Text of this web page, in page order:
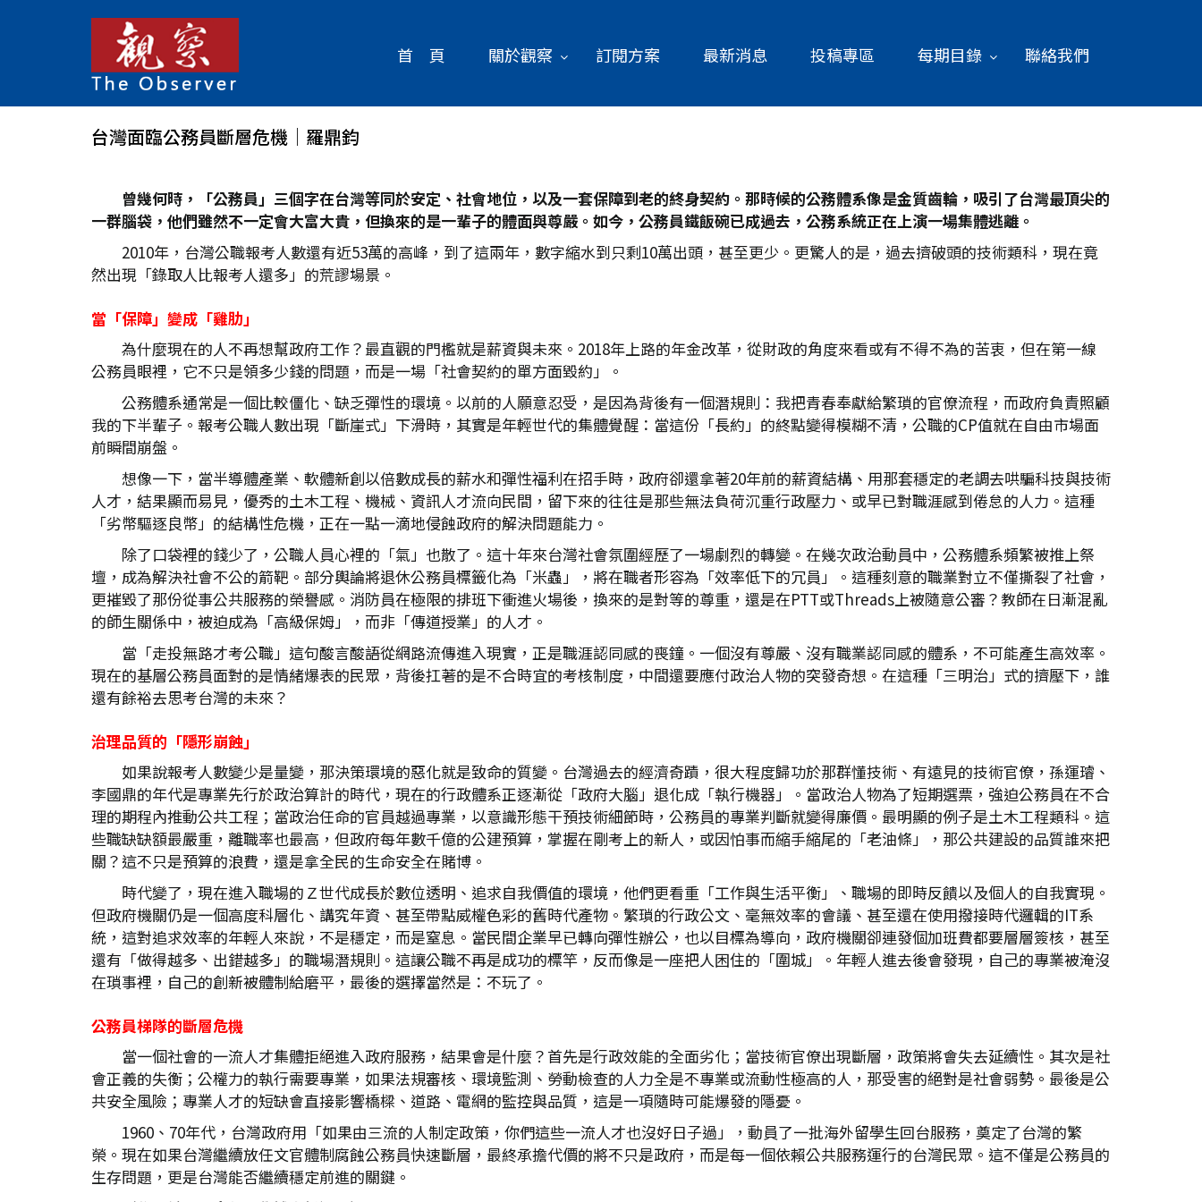
首 頁 關於觀察 訂閱方案 最新消息 投稿專區 每期目錄 聯絡我們
台灣面臨公務員斷層危機│羅鼎鈞
曾幾何時，「公務員」三個字在台灣等同於安定、社會地位，以及一套保障到老的終身契約。那時候的公務體系像是金質齒輪，吸引了台灣最頂尖的
一群腦袋，他們雖然不一定會大富大貴，但換來的是一輩子的體面與尊嚴。如今，公務員鐵飯碗已成過去，公務系統正在上演一場集體逃離。
2010年，台灣公職報考人數還有近53萬的高峰，到了這兩年，數字縮水到只剩10萬出頭，甚至更少。更驚人的是，過去擠破頭的技術類科，現在竟
然出現「錄取人比報考人還多」的荒謬場景。
當「保障」變成「雞肋」
為什麼現在的人不再想幫政府工作？最直觀的門檻就是薪資與未來。2018年上路的年金改革，從財政的角度來看或有不得不為的苦衷，但在第一線
公務員眼裡，它不只是領多少錢的問題，而是一場「社會契約的單方面毀約」。
公務體系通常是一個比較僵化、缺乏彈性的環境。以前的人願意忍受，是因為背後有一個潛規則：我把青春奉獻給繁瑣的官僚流程，而政府負責照顧
我的下半輩子。報考公職人數出現「斷崖式」下滑時，其實是年輕世代的集體覺醒：當這份「長約」的終點變得模糊不清，公職的CP值就在自由市場面
前瞬間崩盤。
想像一下，當半導體產業、軟體新創以倍數成長的薪水和彈性福利在招手時，政府卻還拿著20年前的薪資結構、用那套穩定的老調去哄騙科技與技術
人才，結果顯而易見，優秀的土木工程、機械、資訊人才流向民間，留下來的往往是那些無法負荷沉重行政壓力、或早已對職涯感到倦怠的人力。這種
「劣幣驅逐良幣」的結構性危機，正在一點一滴地侵蝕政府的解決問題能力。
除了口袋裡的錢少了，公職人員心裡的「氣」也散了。這十年來台灣社會氛圍經歷了一場劇烈的轉變。在幾次政治動員中，公務體系頻繁被推上祭
壇，成為解決社會不公的箭靶。部分輿論將退休公務員標籤化為「米蟲」，將在職者形容為「效率低下的冗員」。這種刻意的職業對立不僅撕裂了社會，
更摧毀了那份從事公共服務的榮譽感。消防員在極限的排班下衝進火場後，換來的是對等的尊重，還是在PTT或Threads上被隨意公審？教師在日漸混亂
的師生關係中，被迫成為「高級保姆」，而非「傳道授業」的人才。
當「走投無路才考公職」這句酸言酸語從網路流傳進入現實，正是職涯認同感的喪鐘。一個沒有尊嚴、沒有職業認同感的體系，不可能產生高效率。
現在的基層公務員面對的是情緒爆表的民眾，背後扛著的是不合時宜的考核制度，中間還要應付政治人物的突發奇想。在這種「三明治」式的擠壓下，誰
還有餘裕去思考台灣的未來？
治理品質的「隱形崩蝕」
如果說報考人數變少是量變，那決策環境的惡化就是致命的質變。台灣過去的經濟奇蹟，很大程度歸功於那群懂技術、有遠見的技術官僚，孫運璿、
李國鼎的年代是專業先行於政治算計的時代，現在的行政體系正逐漸從「政府大腦」退化成「執行機器」。當政治人物為了短期選票，強迫公務員在不合
理的期程內推動公共工程；當政治任命的官員越過專業，以意識形態干預技術細節時，公務員的專業判斷就變得廉價。最明顯的例子是土木工程類科。這
些職缺缺額最嚴重，離職率也最高，但政府每年數千億的公建預算，掌握在剛考上的新人，或因怕事而縮手縮尾的「老油條」，那公共建設的品質誰來把
關？這不只是預算的浪費，還是拿全民的生命安全在賭博。
時代變了，現在進入職場的Ｚ世代成長於數位透明、追求自我價值的環境，他們更看重「工作與生活平衡」、職場的即時反饋以及個人的自我實現。
但政府機關仍是一個高度科層化、講究年資、甚至帶點威權色彩的舊時代產物。繁瑣的行政公文、毫無效率的會議、甚至還在使用撥接時代邏輯的IT系
統，這對追求效率的年輕人來說，不是穩定，而是窒息。當民間企業早已轉向彈性辦公，也以目標為導向，政府機關卻連發個加班費都要層層簽核，甚至
還有「做得越多、出錯越多」的職場潛規則。這讓公職不再是成功的標竿，反而像是一座把人困住的「圍城」。年輕人進去後會發現，自己的專業被淹沒
在瑣事裡，自己的創新被體制給磨平，最後的選擇當然是：不玩了。
公務員梯隊的斷層危機
當一個社會的一流人才集體拒絕進入政府服務，結果會是什麼？首先是行政效能的全面劣化；當技術官僚出現斷層，政策將會失去延續性。其次是社
會正義的失衡；公權力的執行需要專業，如果法規審核、環境監測、勞動檢查的人力全是不專業或流動性極高的人，那受害的絕對是社會弱勢。最後是公
共安全風險；專業人才的短缺會直接影響橋樑、道路、電網的監控與品質，這是一項隨時可能爆發的隱憂。
1960、70年代，台灣政府用「如果由三流的人制定政策，你們這些一流人才也沒好日子過」，動員了一批海外留學生回台服務，奠定了台灣的繁
榮。現在如果台灣繼續放任文官體制腐蝕公務員快速斷層，最終承擔代價的將不只是政府，而是每一個依賴公共服務運行的台灣民眾。這不僅是公務員的
生存問題，更是台灣能否繼續穩定前進的關鍵。